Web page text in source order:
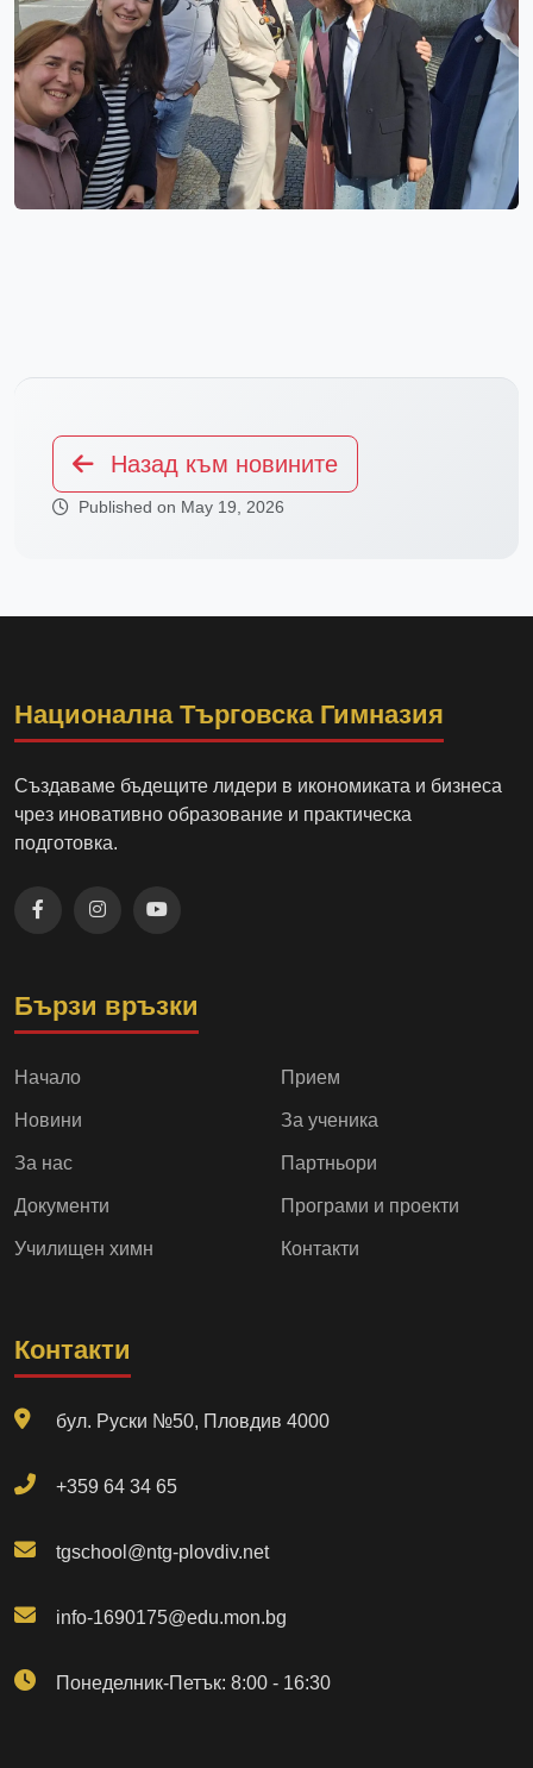
Назад към новините
Published on May 19, 2026
Национална Търговска Гимназия
Създаваме бъдещите лидери в икономиката и бизнеса
чрез иновативно образование и практическа
подготовка.
Бързи връзки
Начало
Новини
За нас
Документи
Училищен химн
Прием
За ученика
Партньори
Програми и проекти
Контакти
Контакти
бул. Руски №50, Пловдив 4000
+359 64 34 65
tgschool@ntg-plovdiv.net
info-1690175@edu.mon.bg
Понеделник-Петък: 8:00 - 16:30